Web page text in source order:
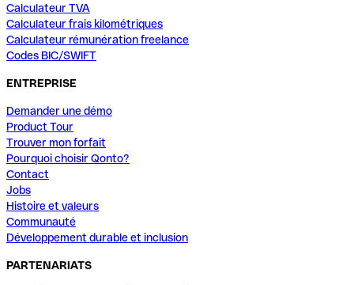
Calculateur TVA
Calculateur frais kilométriques
Calculateur rémunération freelance
Codes BIC/SWIFT
ENTREPRISE
Demander une démo
Product Tour
Trouver mon forfait
Pourquoi choisir Qonto?
Contact
Jobs
Histoire et valeurs
Communauté
Développement durable et inclusion
PARTENARIATS